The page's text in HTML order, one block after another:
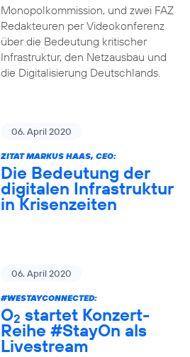
Monopolkommission, und zwei FAZ
Redakteuren per Videokonferenz
über die Bedeutung kritischer
Infrastruktur, den Netzausbau und
die Digitalisierung Deutschlands.
06. April 2020
ZITAT MARKUS HAAS, CEO:
Die Bedeutung der
digitalen Infrastruktur
in Krisenzeiten
06. April 2020
#WESTAYCONNECTED:
O2 startet Konzert-
Reihe #StayOn als
Livestream